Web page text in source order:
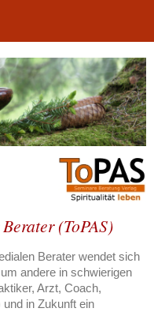
(ToPAS)
Berater wendet sich
andere in schwierigen
Arzt, Coach,
in Zukunft ein